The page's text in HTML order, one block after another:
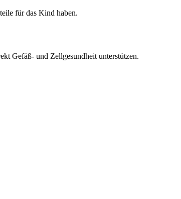
für das Kind haben.
Gefäß- und Zellgesundheit unterstützen.